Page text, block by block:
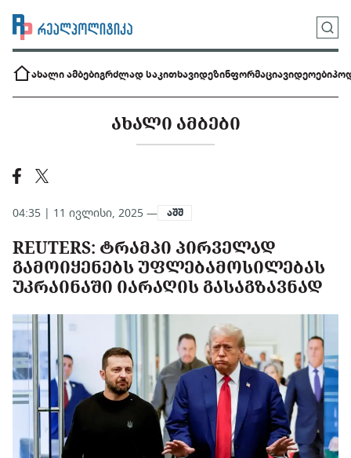
ახალი ამბებიგრძლად საკითხავიდეზინფორმაციავიდეოები
ᲐᲮᲐᲚᲘ ᲐᲛᲑᲔᲑᲘ
04:35 | 11 ივლისი, 2025 — აშშ
REUTERS: ᲢᲠᲐᲛᲞᲘ ᲞᲘᲠᲕᲔᲚᲐᲓ
ᲒᲐᲛᲝᲘᲧᲔᲜᲔᲑᲡ ᲣᲤᲚᲔᲑᲐᲛᲝᲡᲘᲚᲔᲑᲐᲡ
ᲣᲙᲠᲐᲘᲜᲐᲨᲘ ᲘᲐᲠᲐᲦᲘᲡ ᲒᲐᲡᲐᲒᲖᲐᲕᲜᲐᲓ